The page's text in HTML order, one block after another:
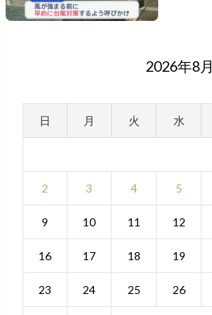
2026年8月
日 月 火 水
2 3 4 5
9 10 11 12
16 17 18 19
23 24 25 26